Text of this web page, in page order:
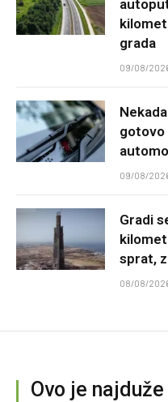
grada
09/08/
gotovo
09/08/
Gradi
sprat,
08/08/
Ovo je